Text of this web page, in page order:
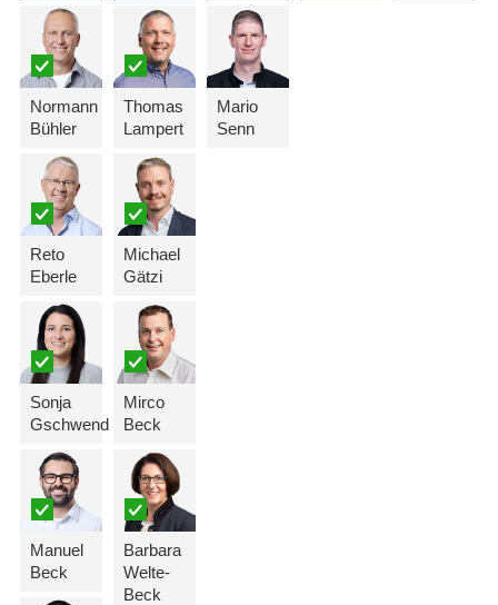
Normann
Bühler
Reto
Eberle
Sonja
Gschwend
Manuel
Beck
Thomas
Lampert
Michael
Gätzi
Mirco
Beck
Barbara
Welte-
Beck
Mario
Senn